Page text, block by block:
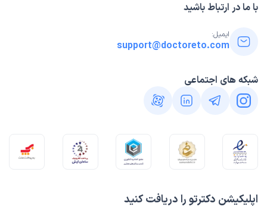
اپلیکیشن دکترتو را دریافت کنید
با ما در ارتباط باشید
ایمیل:
support@doctoreto.com
شبکه های اجتماعی